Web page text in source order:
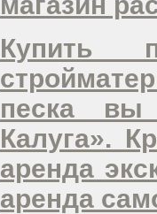
Купить
песка вы
Калуга».
аренда
аренда